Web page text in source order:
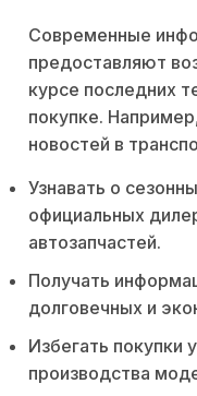
Современные
предоставляют
курсе последних
покупке.
новостей в
Узнавать о
официальных
автозапчастей.
Получать
долговечных и
Избегать покупки
производства